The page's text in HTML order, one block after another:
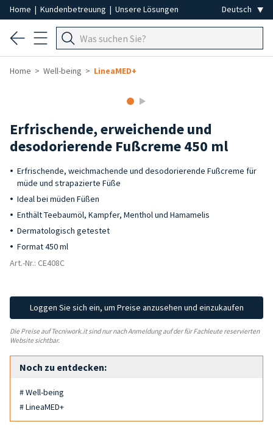
Home | Kundenbetreuung | Unsere Lösungen
Home Well-being LineaMED+
Erfrischende, erweichende und
desodorierende Fußcreme 450 ml
Erfrischende, weichmachende und desodorierende Fußcreme für
müde und strapazierte Füße
Ideal bei müden Füßen
Enthält Teebaumöl, Kampfer, Menthol und Hamamelis
Dermatologisch getestet
Format 450 ml
Art.-Nr.: CE408C
Loggen Sie sich ein, um Preise anzusehen und einzukaufen
Die Preise auf Tecniwork.it sind nur nach Anmeldung auf der für Fachleute reservierten
Website sichtbar.
Noch zu entdecken:
# Well-being
# LineaMED+